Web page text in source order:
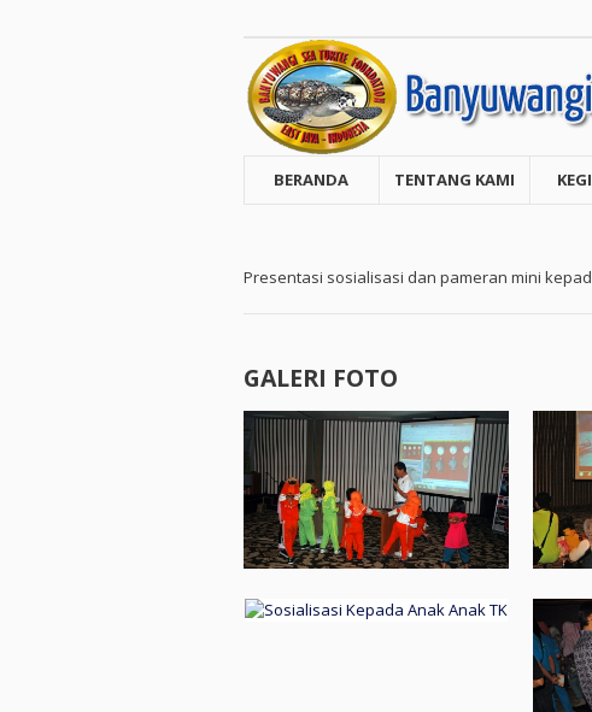
BERANDA TENTANG KAMI
Presentasi sosialisasi dan pameran mini
GALERI FOTO